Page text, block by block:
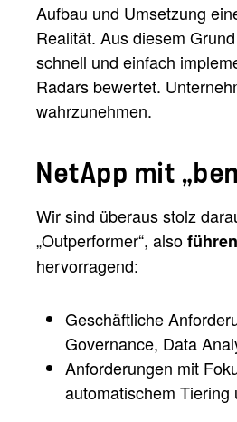
Aufbau und Umsetzung
Realität. Aus diesem
schnell und einfach
Radars bewertet.
wahrzunehmen.
NetApp mit
Wir sind überaus stolz
„Outperformer“, also
hervorragend:
Geschäftliche
Governance, Data
Anforderungen mit
automatischem